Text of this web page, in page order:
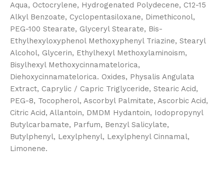
Aqua, Octocrylene, Hydrogenated Polydecene, C12-15
Alkyl Benzoate, Cyclopentasiloxane, Dimethiconol,
PEG-100 Stearate, Glyceryl Stearate, Bis-
Ethylhexyloxyphenol Methoxyphenyl Triazine, Stearyl
Alcohol, Glycerin, Ethylhexyl Methoxylaminoism,
Bisylhexyl Methoxycinnamatelorica,
Diehoxycinnamatelorica. Oxides, Physalis Angulata
Extract, Caprylic / Capric Triglyceride, Stearic Acid,
PEG-8, Tocopherol, Ascorbyl Palmitate, Ascorbic Acid,
Citric Acid, Allantoin, DMDM Hydantoin, Iodopropynyl
Butylcarbamate, Parfum, Benzyl Salicylate,
Butylphenyl, Lexylphenyl, Lexylphenyl Cinnamal,
Limonene.